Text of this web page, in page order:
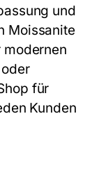
und
Moissanite
für
Kunden